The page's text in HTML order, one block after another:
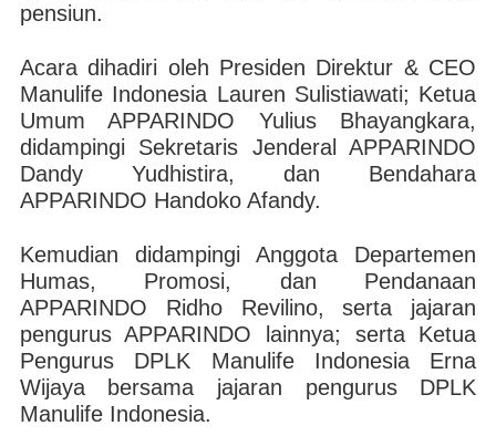
pensiun.
Acara dihadiri oleh Presiden Direktur & CEO
Manulife Indonesia Lauren Sulistiawati; Ketua
Umum APPARINDO Yulius Bhayangkara,
didampingi Sekretaris Jenderal APPARINDO
Dandy Yudhistira, dan Bendahara
APPARINDO Handoko Afandy.
Kemudian didampingi Anggota Departemen
Humas, Promosi, dan Pendanaan
APPARINDO Ridho Revilino, serta jajaran
pengurus APPARINDO lainnya; serta Ketua
Pengurus DPLK Manulife Indonesia Erna
Wijaya bersama jajaran pengurus DPLK
Manulife Indonesia.